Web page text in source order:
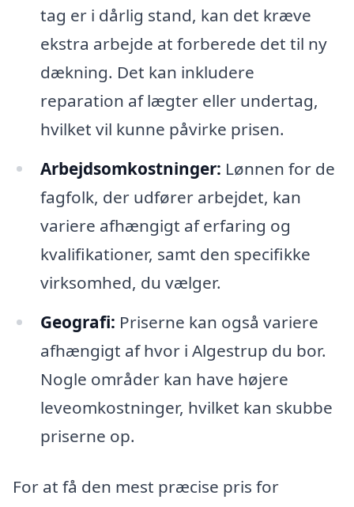
tag er i dårlig stand, kan det kræve
ekstra arbejde at forberede det til ny
dækning. Det kan inkludere
reparation af lægter eller undertag,
hvilket vil kunne påvirke prisen.
Arbejdsomkostninger: Lønnen for de
fagfolk, der udfører arbejdet, kan
variere afhængigt af erfaring og
kvalifikationer, samt den specifikke
virksomhed, du vælger.
Geografi: Priserne kan også variere
afhængigt af hvor i Algestrup du bor.
Nogle områder kan have højere
leveomkostninger, hvilket kan skubbe
priserne op.
For at få den mest præcise pris for